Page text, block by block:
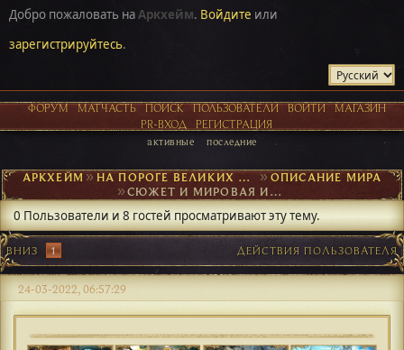
Добро пожаловать наАркхейм. Войдите или
зарегистрируйтесь.
ФОРУМ МАТЧАСТЬ ПОИСК ПОЛЬЗОВАТЕЛИ ВОЙТИ
МАГАЗИН
PR-ВХОД
РЕГИСТРАЦИЯ
активные последние
АРКХЕЙМ► НА ПОРОГЕ ВЕЛИКИХ ОТКРЫТИЙ ►ОПИСАНИЕ МИРА
► СЮЖЕТ И МИРОВАЯ ИСТОРИЯ
0 Пользователи и 8 гостей просматривают эту тему.
ВНИЗ 1 ДЕЙСТВИЯ ПОЛЬЗОВАТЕЛЯ
24-03-2022, 06:57:29